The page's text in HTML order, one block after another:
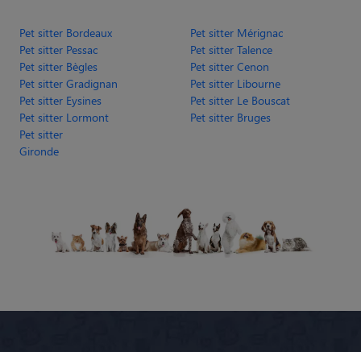
Pet sitter Bordeaux
Pet sitter Mérignac
Pet sitter Pessac
Pet sitter Talence
Pet sitter Bègles
Pet sitter Cenon
Pet sitter Gradignan
Pet sitter Libourne
Pet sitter Eysines
Pet sitter Le Bouscat
Pet sitter Lormont
Pet sitter Bruges
Pet sitter
Gironde